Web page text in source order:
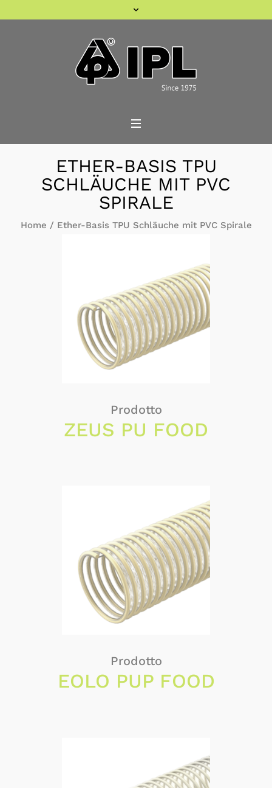
ETHER-BASIS TPU
SCHLÄUCHE MIT PVC
SPIRALE
Home / Ether-Basis TPU Schläuche mit PVC Spirale
Prodotto
ZEUS PU FOOD
Prodotto
EOLO PUP FOOD